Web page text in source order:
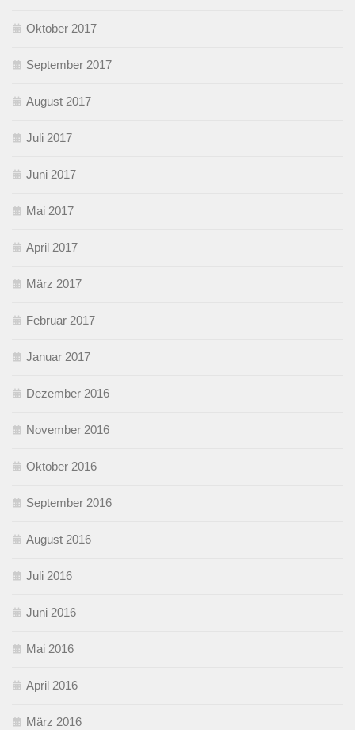
Oktober 2017
September 2017
August 2017
Juli 2017
Juni 2017
Mai 2017
April 2017
März 2017
Februar 2017
Januar 2017
Dezember 2016
November 2016
Oktober 2016
September 2016
August 2016
Juli 2016
Juni 2016
Mai 2016
April 2016
März 2016